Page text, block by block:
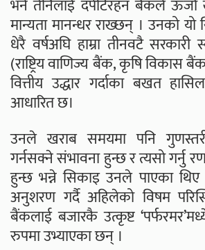
भने तीनैलाई दपेटिरहन बैंकले ऊर्जा
मान्यता मानन्धर राख्छन् । उनको
धेरै वर्षअघि हाम्रा तीनवटै
(राष्ट्रिय वाणिज्य बैंक, कृषि विकास
वित्तीय उद्धार गर्दाका बखत
आधारित छ।
उनले खराब समयमा पनि
गर्नसक्ने संभावना हुन्छ र त्यसो गर्नु
हुन्छ भन्ने सिकाइ उनले पाएका थिए
अनुशरण गर्दै अहिलेको विषम
बैंकलाई बजारकै उत्कृष्ट
रुपमा उभ्याएका छन् ।